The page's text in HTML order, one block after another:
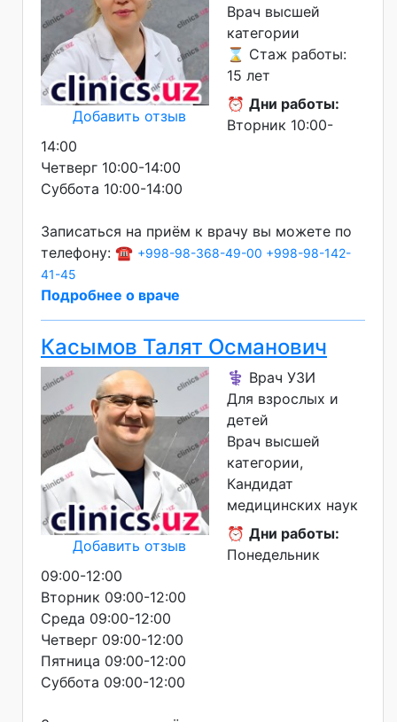
Добавить отзыв
Врач высшей
категории
⌛ Стаж работы:
15 лет
⏰ Дни работы:
Вторник 10:00-
14:00
Четверг 10:00-14:00
Суббота 10:00-14:00
Записаться на приём к врачу вы можете по
телефону: ☎️ +998-98-368-49-00 +998-98-142-
41-45
Подробнее о враче
Касымов Талят Османович
Добавить отзыв
⚕️ Врач УЗИ
Для взрослых и
детей
Врач высшей
категории
Кандидат
медицинских наук
⏰ Дни работы:
Понедельник
09:00-12:00
Вторник 09:00-12:00
Среда 09:00-12:00
Четверг 09:00-12:00
Пятница 09:00-12:00
Суббота 09:00-12:00